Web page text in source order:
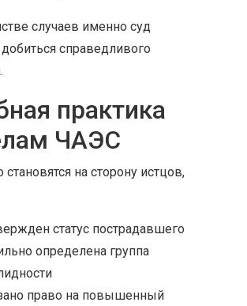
случаев именно суд
справедливого
практика
ЧАЭС
на сторону истцов,
статус пострадавшего
определена группа
право на повышенный